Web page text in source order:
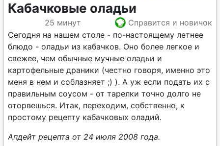
Кабачковые оладьи
25 минут
Справится и новичок
Сегодня на нашем столе - по-настоящему летнее
блюдо - оладьи из кабачков. Оно более легкое и
свежее, чем обычные мучные оладьи и
картофельные драники (честно говоря, именно это
меня в нем и соблазняет ;) ). А уж если подать их с
правильным соусом - от тарелки точно долго не
оторвешься. Итак, переходим, собственно, к
простому рецепту кабачковых оладий.
Апдейт рецепта от 24 июля 2008 года.